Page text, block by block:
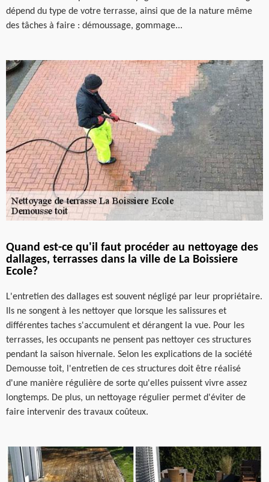
dépend du type de votre terrasse, ainsi que de la nature même
des tâches à faire : démoussage, gommage...
Quand est-ce qu'il faut procéder au nettoyage des
dallages, terrasses dans la ville de La Boissiere
Ecole?
L'entretien des dallages est souvent négligé par leur propriétaire.
Ils ne songent à les nettoyer que lorsque les salissures et
différentes taches s'accumulent et dérangent la vue. Pour les
terrasses, les occupants ne pensent pas nettoyer ces structures
pendant la saison hivernale. Selon les explications de la société
Demousse toit, l'entretien de ces structures doit être réalisé
d'une manière régulière de sorte qu'elles puissent vivre assez
longtemps. De plus, un nettoyage régulier permet d'éviter de
faire intervenir des travaux coûteux.